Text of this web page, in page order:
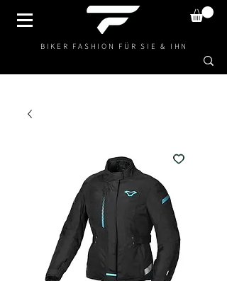
BIKER FASHION FÜR SIE & IHN